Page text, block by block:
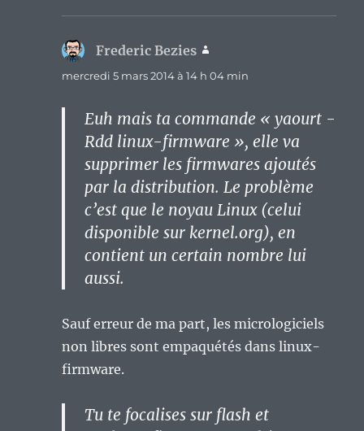
Frederic Bezies
mercredi 5 mars 2014 à 14 h 04 min
Euh mais ta commande « yaourt -
Rdd linux-firmware », elle va
supprimer les firmwares ajoutés
par la distribution. Le problème
c’est que le noyau Linux (celui
disponible sur kernel.org), en
contient un certain nombre lui
aussi.
Sauf erreur de ma part, les micrologiciels
non libres sont empaquétés dans linux-
firmware.
Tu te focalises sur flash et